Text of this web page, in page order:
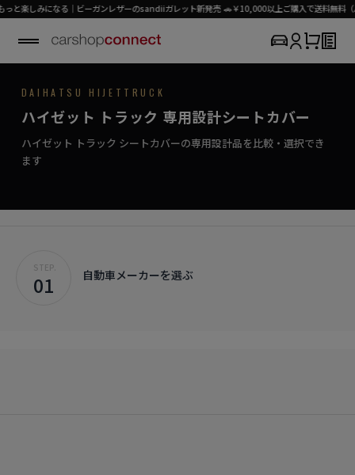
みになる｜ビーガンレザーのsandiiガレット新発売 🚗￥10,000以上ご購入で送料無料（パーツ
DAIHATSU / HIJET TRUCK
SEAT COVER COLLECTION
HIJET TRUCK
専用シートカバー
プロの誇り、確かなシートカバー。
初めての方はこちら ›
DAIHATSU HIJETTRUCK
ハイゼット トラック 専用設計シートカバー
ハイゼット トラック シートカバーの専用設計品を比較・選択でき
ます
STEP.
01 自動車メーカーを選ぶ